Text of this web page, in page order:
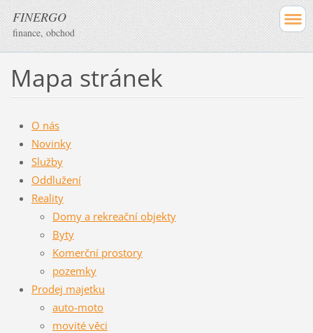
FINERGO
finance, obchod
Mapa stránek
O nás
Novinky
Služby
Oddlužení
Reality
Domy a rekreační objekty
Byty
Komerční prostory
pozemky
Prodej majetku
auto-moto
movité věci